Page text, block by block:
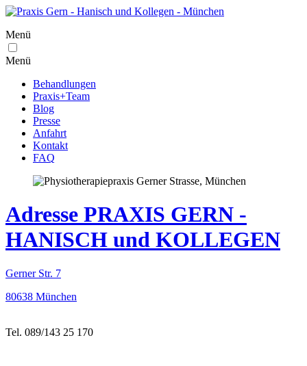
Menü
Menü
Behandlungen
Praxis+Team
Blog
Presse
Anfahrt
Kontakt
FAQ
Adresse PRAXIS GERN -
HANISCH und KOLLEGEN
Gerner Str. 7
80638 München
Tel. 089/143 25 170